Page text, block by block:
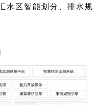
水区智能划分、排水规